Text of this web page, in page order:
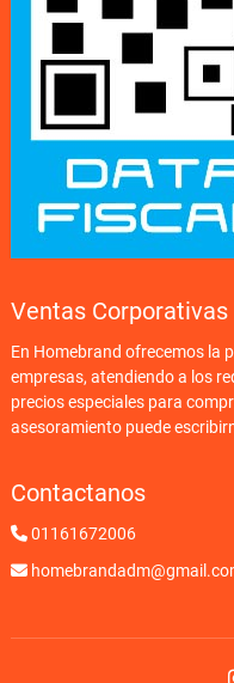
Ventas Corporativas
En Homebrand ofrecemos la
empresas, atendiendo a los
precios especiales para
asesoramiento puede
Contactanos
01161672006